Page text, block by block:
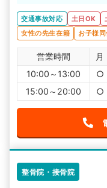
交通事故対応
土日OK
女性の先生在籍
お子様
営業時間 月
10:00～13:00
○
15:00～20:00
○
整骨院・接骨院